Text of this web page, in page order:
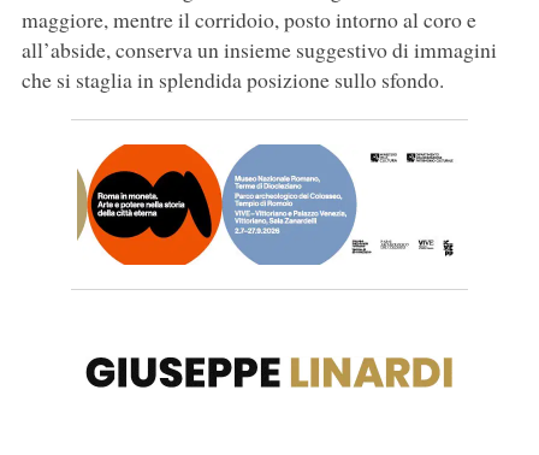
maggiore, mentre il corridoio, posto intorno al coro e
all’abside, conserva un insieme suggestivo di immagini
che si staglia in splendida posizione sullo sfondo.